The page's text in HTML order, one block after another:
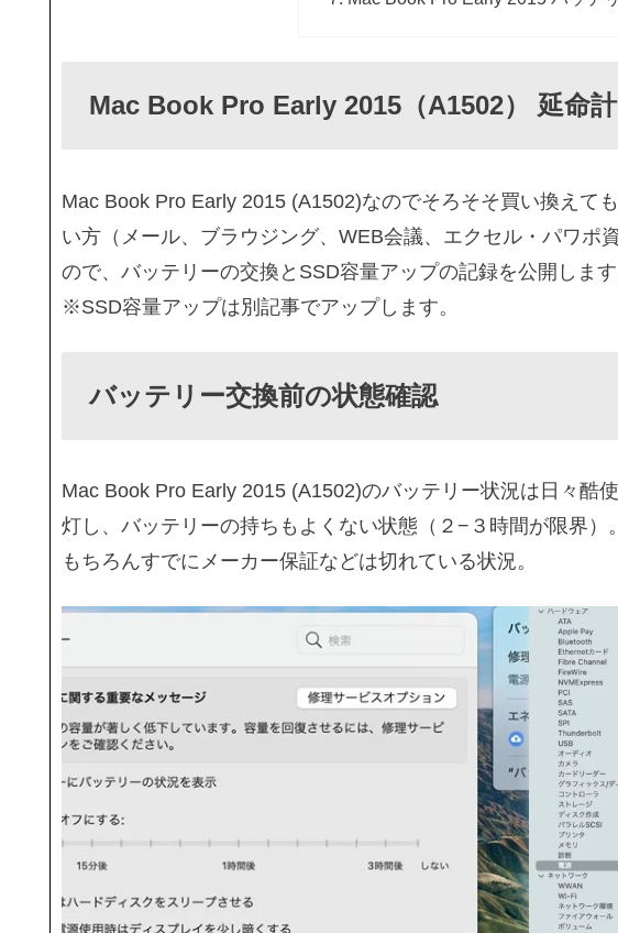
Mac Book Pro Early 2015（A1502） 延命
Mac Book Pro Early 2015 (A1502)なのでそろそそ買い換えて
い方（メール、ブラウジング、WEB会議、エクセル・パワポ
ので、バッテリーの交換とSSD容量アップの記録を公開します
※SSD容量アップは別記事でアップします。
バッテリー交換前の状態確認
Mac Book Pro Early 2015 (A1502)のバッテリー状況は日々酷
灯し、バッテリーの持ちもよくない状態（２−３時間が限界）。
もちろんすでにメーカー保証などは切れている状況。